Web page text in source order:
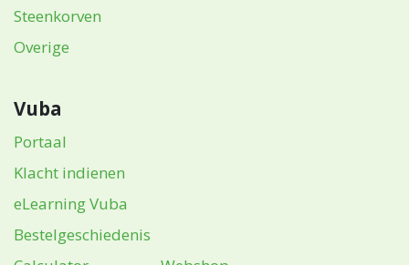
Steenkorven
Overige
Vuba
Portaal
Klacht indienen
eLearning Vuba
Bestelgeschiedenis